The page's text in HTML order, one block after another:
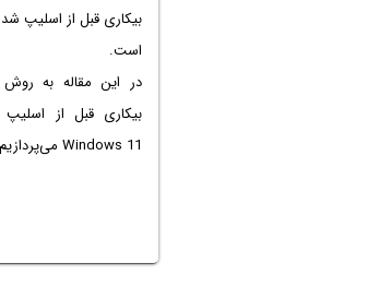
بیکاری قبل از اسلیپ
است.
در این مقاله به
بیکاری قبل از
Windows 11 می‌پردازیم. با ما باشید.